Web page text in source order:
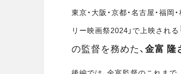
東京・大阪・京都・名古屋・福
リー映画祭2024」で上映される
の監督を務めた、金富 隆